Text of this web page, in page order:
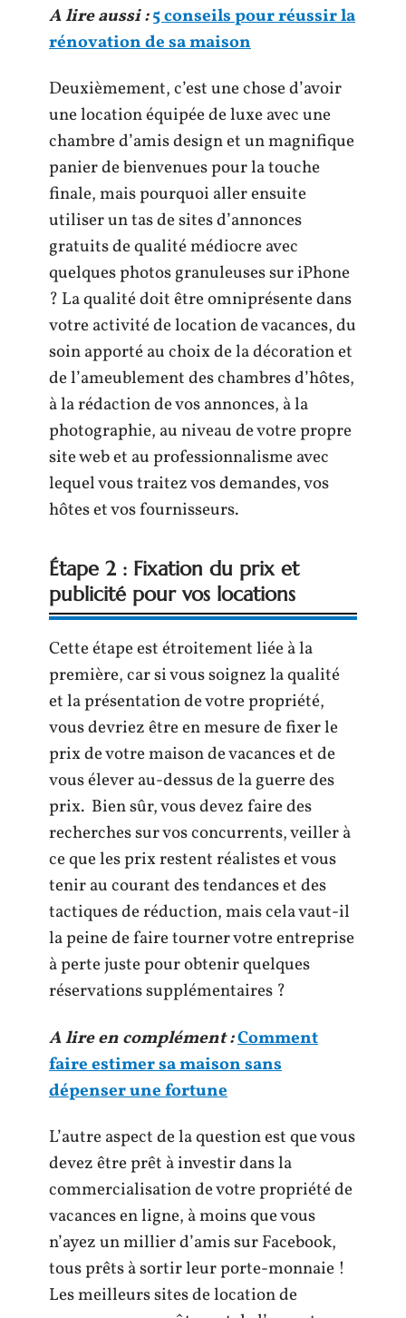
A lire aussi :5 conseils pour réussir la
rénovation de sa maison
Deuxièmement, c’est une chose d’avoir
une location équipée de luxe avec une
chambre d’amis design et un magnifique
panier de bienvenues pour la touche
finale, mais pourquoi aller ensuite
utiliser un tas de sites d’annonces
gratuits de qualité médiocre avec
quelques photos granuleuses sur iPhone
? La qualité doit être omniprésente dans
votre activité de location de vacances, du
soin apporté au choix de la décoration et
de l’ameublement des chambres d’hôtes,
à la rédaction de vos annonces, à la
photographie, au niveau de votre propre
site web et au professionnalisme avec
lequel vous traitez vos demandes, vos
hôtes et vos fournisseurs.
Étape 2 : Fixation du prix et
publicité pour vos locations
Cette étape est étroitement liée à la
première, car si vous soignez la qualité
et la présentation de votre propriété,
vous devriez être en mesure de fixer le
prix de votre maison de vacances et de
vous élever au-dessus de la guerre des
prix. Bien sûr, vous devez faire des
recherches sur vos concurrents, veiller à
ce que les prix restent réalistes et vous
tenir au courant des tendances et des
tactiques de réduction, mais cela vaut-il
la peine de faire tourner votre entreprise
à perte juste pour obtenir quelques
réservations supplémentaires ?
A lire en complément :Comment
faire estimer sa maison sans
dépenser une fortune
L’autre aspect de la question est que vous
devez être prêt à investir dans la
commercialisation de votre propriété de
vacances en ligne, à moins que vous
n’ayez un millier d’amis sur Facebook,
tous prêts à sortir leur porte-monnaie !
Les meilleurs sites de location de